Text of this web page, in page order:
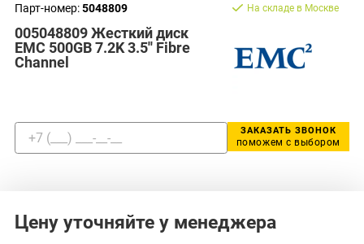
Парт-номер:5048809
005048809 Жесткий диск
EMC 500GB 7.2K 3.5'' Fibre
Channel
На складе в Москве
ЗАКАЗАТЬ ЗВОНОК
поможем с выбором
Цену уточняйте у менеджера